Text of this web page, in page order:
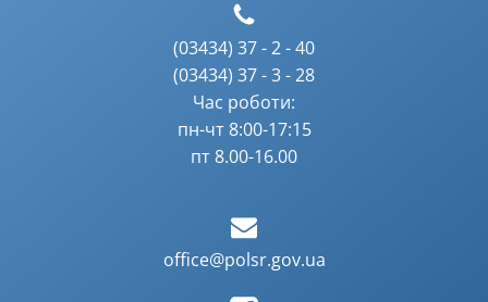
(03434) 37 - 2 - 40
(03434) 37 - 3 - 28
Час роботи:
пн-чт 8:00-17:15
пт 8.00-16.00
office@polsr.gov.ua